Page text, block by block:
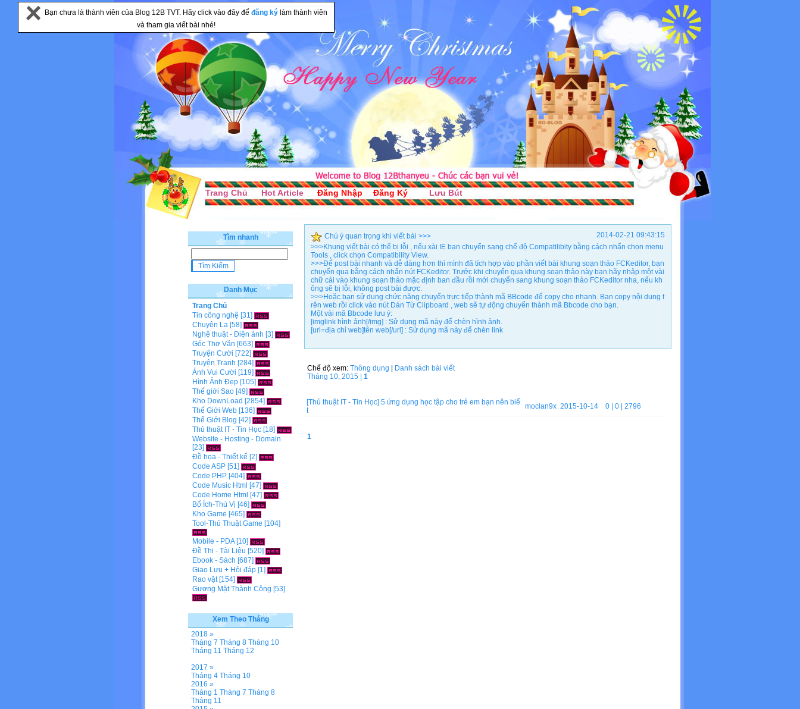
Bạn chưa là thành viên của Blog 12B TVT. Hãy click vào đây để đăng ký làm thành viên
và tham gia viết bài nhé!
Trang Chủ Hot Article Đăng Nhập Đăng Ký Lưu Bút
2014-02-21 09:43:15
Chú ý quan trọng khi viết bài >>>
>>>Khung viết bài có thể bị lỗi , nếu xài IE bạn chuyển sang chế độ Compatilibity bằng cách nhấn chọn menu
Tools , click chọn Compatibility View.
>>>Để post bài nhanh và dễ dàng hơn thì mình đã tích hợp vào phần viết bài khung soạn thảo FCKeditor, bạn
chuyển qua bằng cách nhấn nút FCKeditor. Trước khi chuyển qua khung soạn thảo này bạn hãy nhập một vài
chữ cái vào khung soạn thảo mặc định ban đầu rồi mới chuyển sang khung soạn thảo FCKeditor nha, nếu kh
ông sẽ bị lỗi, không post bài được.
>>>Hoặc bạn sử dụng chức năng chuyển trực tiếp thành mã BBcode để copy cho nhanh. Bạn copy nội dung t
rên web rồi click vào nút Dán Từ Clipboard , web sẽ tự động chuyển thành mã Bbcode cho bạn.
Một vài mã Bbcode lưu ý:
[imglink hình ảnh[/img] : Sử dụng mã này để chèn hình ảnh.
[url=địa chỉ web]tên web[/url] : Sử dụng mã này để chèn link
Chế độ xem: Thông dụng
Danh sách bài viết
Tháng 10, 2015 | 1
[Thủ thuật IT - Tin Học] 5 ứng dụng học tập cho trẻ em bạn nên biế
t
moclan9x 2015-10-14 0 | 0 | 2796
1
Tìm nhanh
Danh Mục
Trang Chủ
Tin công nghệ [31]
Chuyện Lạ [58]
Nghệ thuật - Điện ảnh [3]
Góc Thơ Văn [663]
Truyện Cười [722]
Truyện Tranh [284]
Ảnh Vui Cười [119]
Hình Ảnh Đẹp [105]
Thế giới Sao [49]
Kho DownLoad [2854]
Thế Giới Web [136]
Thế Giới Blog [42]
Thủ thuật IT - Tin Học [18]
Website - Hosting - Domain
[23]
Đồ họa - Thiết kế [2]
Code ASP [51]
Code PHP [404]
Code Music Html [47]
Code Home Html [47]
Bổ Ích-Thú Vị [46]
Kho Game [465]
Tool-Thủ Thuật Game [104]
Mobile - PDA[10]
Đề Thi - Tài Liệu [520]
Ebook - Sách [687]
Giao Lưu + Hỏi đáp [1]
Rao vặt[154]
Gương Mặt Thành Công [53]
Xem Theo Tháng
2018 »
Tháng 7 Tháng 8 Tháng 10
Tháng 11 Tháng 12
2017 »
Tháng 4 Tháng 10
2016 »
Tháng 1 Tháng 7 Tháng 8
Tháng 11